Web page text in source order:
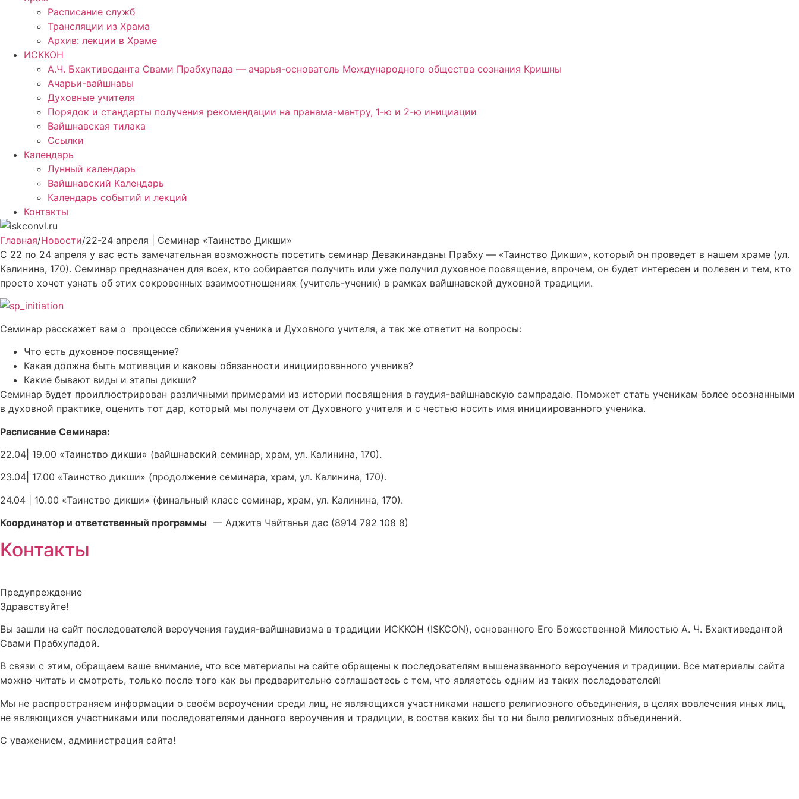
Расписание служб
Трансляции из Храма
Архив: лекции в Храме
ИСККОН
А.Ч. Бхактиведанта Свами Прабхупада — ачарья-основатель Международного общества сознания Кришны
Ачарьи-вайшнавы
Духовные учителя
Порядок и стандарты получения рекомендации на пранама-мантру, 1-ю и 2-ю инициации
Вайшнавская тилака
Ссылки
Календарь
Лунный календарь
Вайшнавский Календарь
Календарь событий и лекций
Контакты
Главная/Новости/22-24 апреля | Семинар «Таинство Дикши»
С 22 по 24 апреля у вас есть замечательная возможность посетить семинар Девакинанданы Прабху — «Таинство Дикши», который он проведет в нашем храме (ул.
Калинина, 170). Семинар предназначен для всех, кто собирается получить или уже получил духовное посвящение, впрочем, он будет интересен и полезен и тем, кто
просто хочет узнать об этих сокровенных взаимоотношениях (учитель-ученик) в рамках вайшнавской духовной традиции.
Семинар расскажет вам о процессе сближения ученика и Духовного учителя, а так же ответит на вопросы:
Что есть духовное посвящение?
Какая должна быть мотивация и каковы обязанности инициированного ученика?
Какие бывают виды и этапы дикши?
Семинар будет проиллюстрирован различными примерами из истории посвящения в гаудия-вайшнавскую сампрадаю. Поможет стать ученикам более осознанными
в духовной практике, оценить тот дар, который мы получаем от Духовного учителя и с честью носить имя инициированного ученика.
Расписание Семинара:
22.04| 19.00 «Таинство дикши» (вайшнавский семинар, храм, ул. Калинина, 170).
23.04| 17.00 «Таинство дикши» (продолжение семинара, храм, ул. Калинина, 170).
24.04 | 10.00 «Таинство дикши» (финальный класс семинар, храм, ул. Калинина, 170).
Координатор и ответственный программы — Аджита Чайтанья дас (8914 792 108 8)
Контакты
Предупреждение
Здравствуйте!
Вы зашли на сайт последователей вероучения гаудия-вайшнавизма в традиции ИСККОН (ISKCON), основанного Его Божественной Милостью А. Ч. Бхактиведантой
Свами Прабхупадой.
В связи с этим, обращаем ваше внимание, что все материалы на сайте обращены к последователям вышеназванного вероучения и традиции. Все материалы сайта
можно читать и смотреть, только после того как вы предварительно соглашаетесь с тем, что являетесь одним из таких последователей!
Мы не распространяем информации о своём вероучении среди лиц, не являющихся участниками нашего религиозного объединения, в целях вовлечения иных лиц,
не являющихся участниками или последователями данного вероучения и традиции, в состав каких бы то ни было религиозных объединений.
С уважением, администрация сайта!